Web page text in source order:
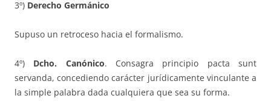
3º) Derecho Germánico
Supuso un retroceso hacia el formalismo.
4º) Dcho. Canónico. Consagra principio pacta sunt
servanda, concediendo carácter jurídicamente vinculante a
la simple palabra dada cualquiera que sea su forma.